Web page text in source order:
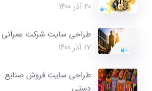
20 آذر 1400
طراحی سایت شرکت عمرانی
17 آذر 1400
طراحی سایت فروش صنایع
دستی